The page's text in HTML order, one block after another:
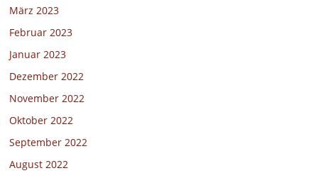
März 2023
Februar 2023
Januar 2023
Dezember 2022
November 2022
Oktober 2022
September 2022
August 2022